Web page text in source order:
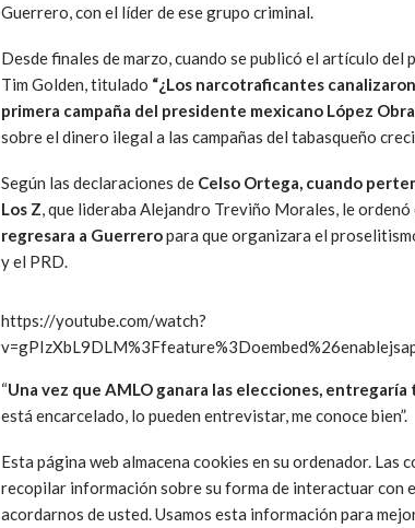
Guerrero, con el líder de ese grupo criminal.
Desde finales de marzo, cuando se publicó el artículo del
Tim Golden, titulado “¿Los narcotraficantes
primera campaña del presidente mexicano López
sobre el dinero ilegal a las campañas del tabasqueño
Según las declaraciones de Celso Ortega, cuando
Los Z, que lideraba Alejandro Treviño Morales, le ordenó
regresara a Guerreropara que organizara el
y el PRD.
https://youtube.com/watch?
“Una vez que AMLO ganara las elecciones, entregaría
está encarcelado, lo pueden entrevistar, me conoce bien”.
Esta página web almacena cookies en su ordenador. Las
recopilar información sobre su forma de interactuar con
acordarnos de usted. Usamos esta información para